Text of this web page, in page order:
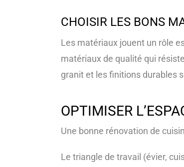
CHOISIR LES BONS
Les matériaux jouent un rôle
matériaux de qualité qui
granit et les finitions durables
OPTIMISER
Une bonne rénovation de
Le triangle de travail (évier,